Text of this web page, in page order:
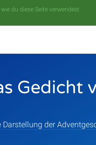
du diese Seite verwendest
Gedicht
der